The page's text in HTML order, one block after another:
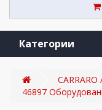
Категории
46897